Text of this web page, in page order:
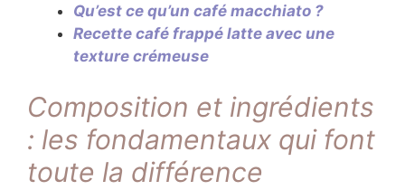
Qu’est ce qu’un café macchiato ?
Recette café frappé latte avec une
texture crémeuse
Composition et ingrédients
: les fondamentaux qui font
toute la différence